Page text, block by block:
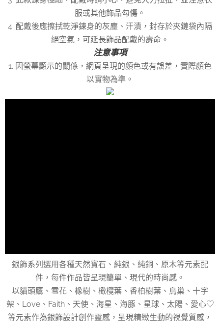
服或其他飾品勾傷。
4. 配戴後應擦拭乾淨鍊身的灰塵、汗漬，封存於夾鏈袋內隔
絕空氣，可延長飾品配戴的壽命。
注意事項
1. 因螢幕顯示的關係，網頁呈現的顏色或有誤差，實際顏色
以實物為準。
銀飾系列選用各種天然寶石、純銀、純銅、原木等元素配
件，每件作品皆呈現簡單、現代的時尚感。
以貓頭鷹、雪花、橡樹、橄欖葉、香柏樹葉、鳥巢、十字
架、Love、Faith、天使、海星、海豚、星球、太陽、愛心♡
等元素作為銀飾設計創作靈感，呈現精緻生動的視覺質感，